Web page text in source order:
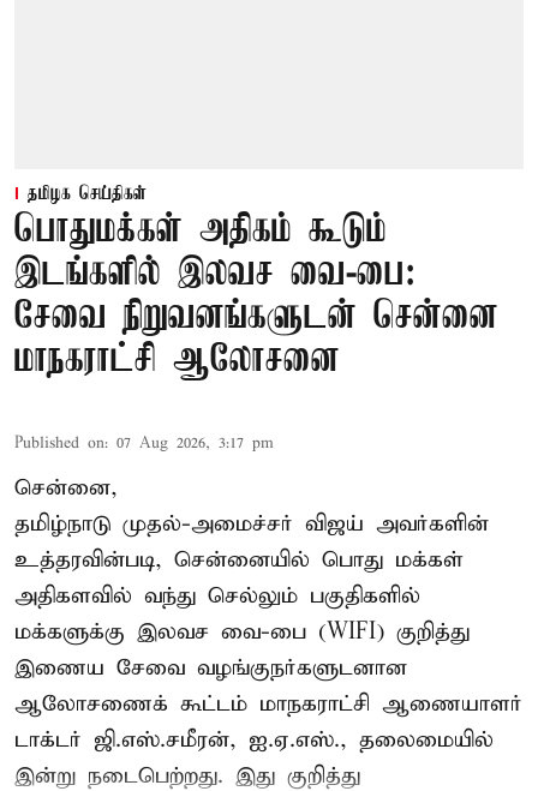
தமிழக செய்திகள்
பொதுமக்கள் அதிகம் கூடும்
இடங்களில் இலவச வை-பை:
சேவை நிறுவனங்களுடன் சென்னை
மாநகராட்சி ஆலோசனை
Published on: 07 Aug 2026, 3:17 pm
சென்னை,
தமிழ்நாடு முதல்-அமைச்சர் விஜய் அவர்களின்
உத்தரவின்படி, சென்னையில் பொது மக்கள்
அதிகளவில் வந்து செல்லும் பகுதிகளில்
மக்களுக்கு இலவச வை-பை (WIFI) குறித்து
இணைய சேவை வழங்குநர்களுடனான
ஆலோசணைக் கூட்டம் மாநகராட்சி ஆணையாளர்
டாக்டர் ஜி.எஸ்.சமீரன், ஐ.ஏ.எஸ்., தலைமையில்
இன்று நடைபெற்றது. இது குறித்து